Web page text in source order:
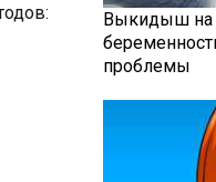
Выкидыш на
проблемы